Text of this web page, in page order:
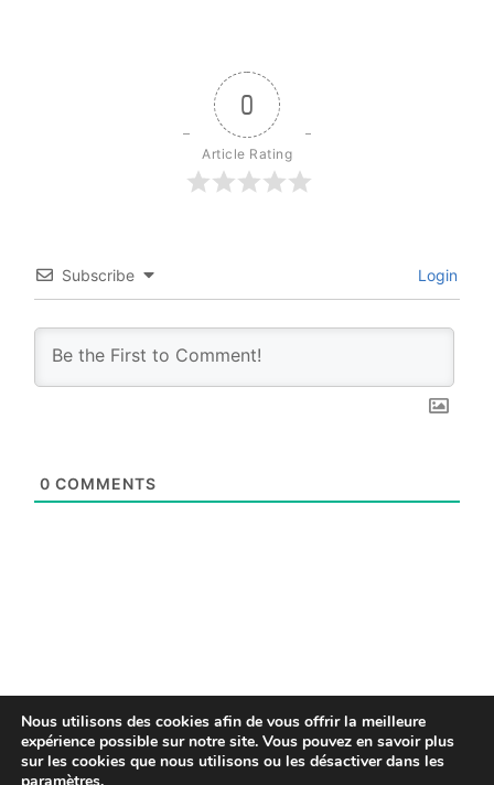
0
Article Rating
Subscribe Login
0 COMMENTS
© 2026 -Privacy Policy|Politique relative aux
Nous utilisons des cookies afin de vous offrir la meilleure
expérience possible sur notre site. Vous pouvez en savoir plus
sur les cookies que nous utilisons ou les désactiver dans les